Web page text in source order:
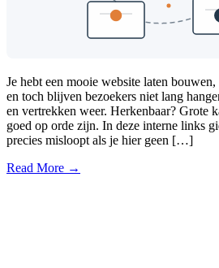
Je hebt een mooie website laten
en toch blijven bezoekers niet lang
en vertrekken weer. Herkenbaar? Grote
goed op orde zijn. In deze interne links
precies misloopt als je hier geen […]
Read More →